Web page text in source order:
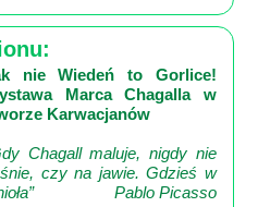
nie Wiedeń to Gorlice!
Marca Chagalla w
Karwacjanów
Chagall maluje, nigdy nie
czy na jawie. Gdzieś w
Pablo Picasso